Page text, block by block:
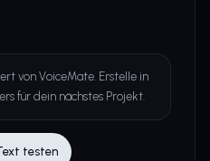
von VoiceMate. Erstelle in
für dein nächstes Projekt.
testen